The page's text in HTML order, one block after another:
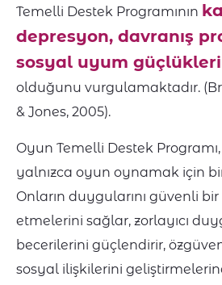
Temelli Destek Programının
depresyon, davranış
sosyal uyum
olduğunu vurgulamaktadır.
& Jones, 2005).
Oyun Temelli Destek
yalnızca oyun oynamak için
Onların duygularını güvenli
etmelerini sağlar, zorlayıcı
becerilerini güçlendirir,
sosyal ilişkilerini